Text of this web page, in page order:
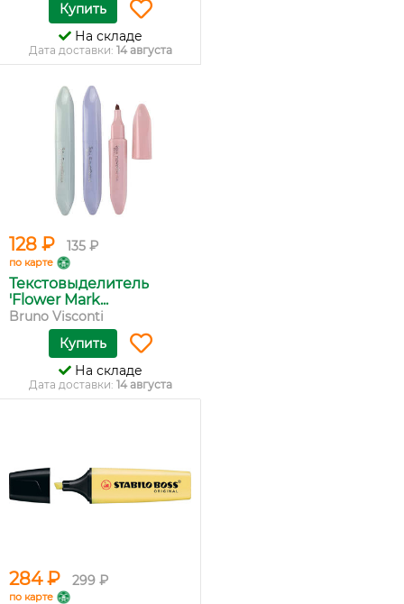
Купить
На складе
Дата доставки: 14 августа
128 ₽ 135 ₽
по карте
Текстовыделитель
'Flower Mark...
Bruno Visconti
Купить
На складе
Дата доставки: 14 августа
284 ₽ 299 ₽
по карте